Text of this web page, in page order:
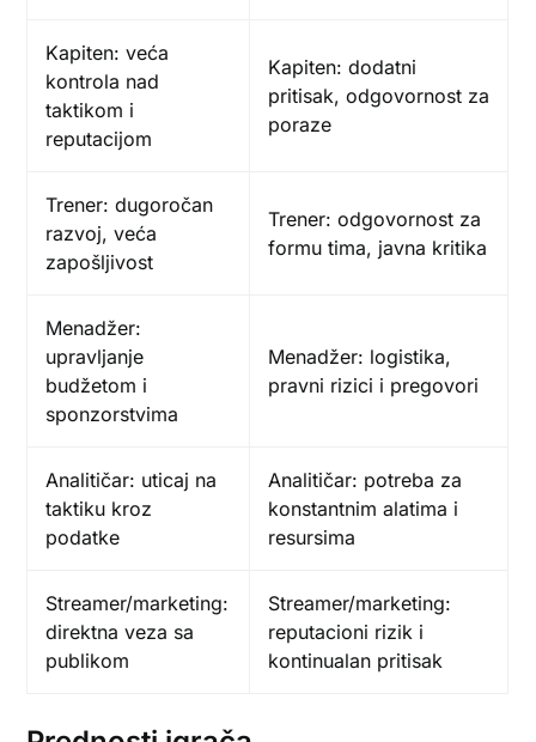
Kapiten: veća
kontrola nad
taktikom i
reputacijom
Kapiten: dodatni
pritisak, odgovornost za
poraze
Trener: dugoročan
razvoj, veća
zapošljivost
Trener: odgovornost za
formu tima, javna kritika
Menadžer:
upravljanje
budžetom i
sponzorstvima
Menadžer: logistika,
pravni rizici i pregovori
Analitičar: uticaj na
taktiku kroz
podatke
Analitičar: potreba za
konstantnim alatima i
resursima
Streamer/marketing:
direktna veza sa
publikom
Streamer/marketing:
reputacioni rizik i
kontinualan pritisak